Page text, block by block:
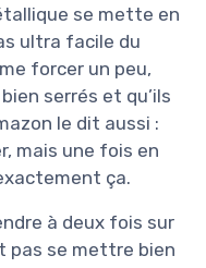
se mette en
ultra facile du
forcer un peu,
serrés et qu’ils
le dit aussi :
mais une fois en
ça.
à deux fois sur
pas se mettre bien